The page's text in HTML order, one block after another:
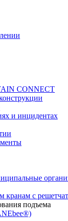
CONNECT
и инцидентах
кранам с
подъема